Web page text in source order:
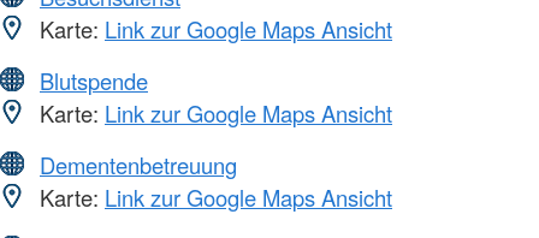
Karte: Link zur Google Maps Ansicht
Blutspende
Karte: Link zur Google Maps Ansicht
Dementenbetreuung
Karte: Link zur Google Maps Ansicht